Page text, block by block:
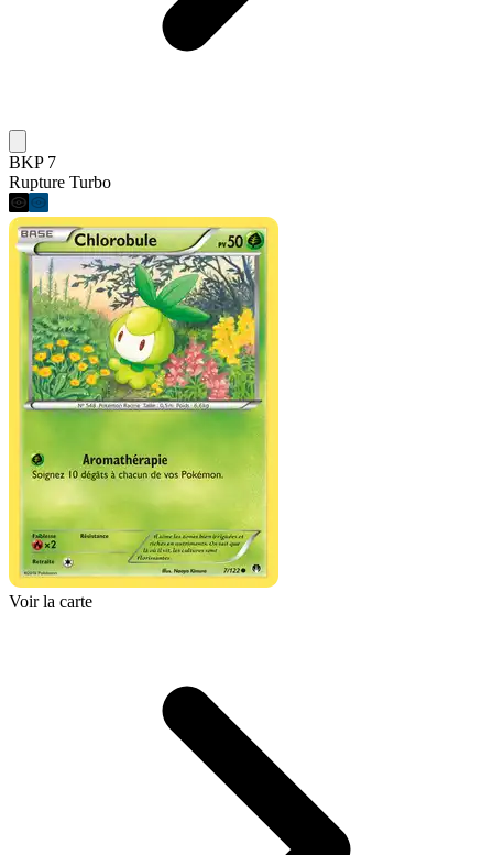
BKP 7
Rupture Turbo
Voir la carte